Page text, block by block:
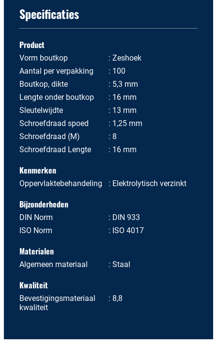
Specificaties
Product
Vorm boutkop
Zeshoek
Aantal per verpakking
100
Boutkop, dikte
5,3 mm
Lengte onder boutkop
16 mm
Sleutelwijdte
13 mm
Schroefdraad spoed
1,25 mm
Schroefdraad (M)
8
Schroefdraad Lengte
16 mm
Kenmerken
Oppervlaktebehandeling Elektrolytisch verzinkt
Bijzonderheden
DIN Norm
DIN 933
ISO Norm
ISO 4017
Materialen
Algemeen materiaal Staal
Kwaliteit
Bevestigingsmateriaal
kwaliteit
8,8